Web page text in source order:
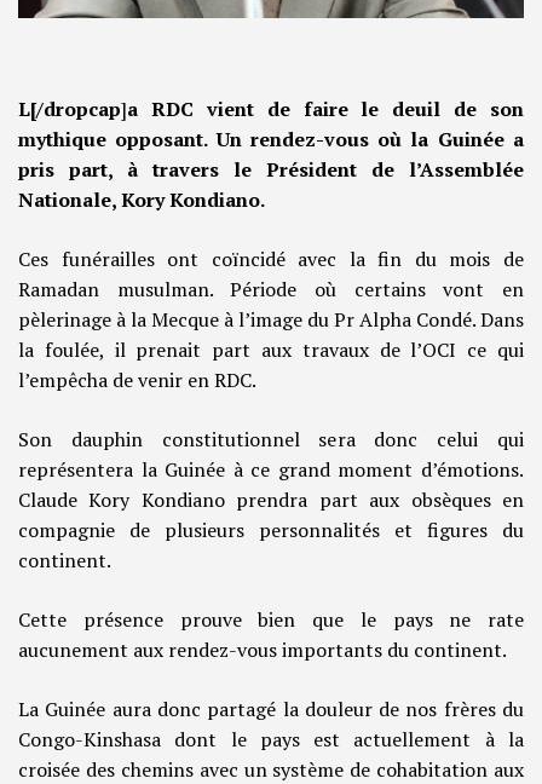
L[/dropcap]a RDC vient de faire le deuil de son
mythique opposant. Un rendez-vous où la Guinée a
pris part, à travers le Président de l’Assemblée
Nationale, Kory Kondiano.
Ces funérailles ont coïncidé avec la fin du mois de
Ramadan musulman. Période où certains vont en
pèlerinage à la Mecque à l’image du Pr Alpha Condé. Dans
la foulée, il prenait part aux travaux de l’OCI ce qui
l’empêcha de venir en RDC.
Son dauphin constitutionnel sera donc celui qui
représentera la Guinée à ce grand moment d’émotions.
Claude Kory Kondiano prendra part aux obsèques en
compagnie de plusieurs personnalités et figures du
continent.
Cette présence prouve bien que le pays ne rate
aucunement aux rendez-vous importants du continent.
La Guinée aura donc partagé la douleur de nos frères du
Congo-Kinshasa dont le pays est actuellement à la
croisée des chemins avec un système de cohabitation aux